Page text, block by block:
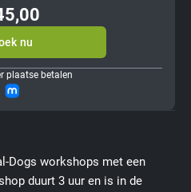
nu
plaatse betalen
Dogs workshops met een
duurt 3 uur en is in de